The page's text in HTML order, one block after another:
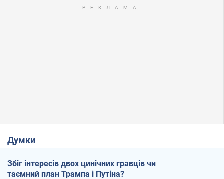
Думки
Збіг інтересів двох цинічних гравців чи
таємний план Трампа і Путіна?